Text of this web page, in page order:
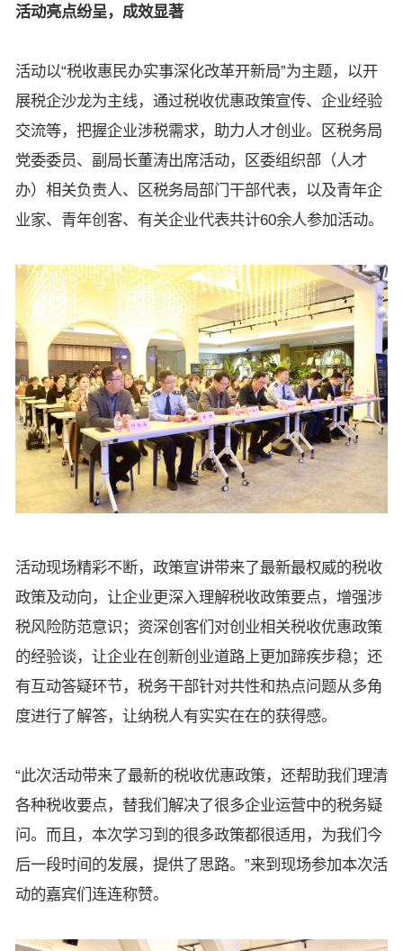
活动亮点纷呈，成效显著
活动以“税收惠民办实事深化改革开新局”为主题，以开
展税企沙龙为主线，通过税收优惠政策宣传、企业经验
交流等，把握企业涉税需求，助力人才创业。区税务局
党委委员、副局长董涛出席活动，区委组织部（人才
办）相关负责人、区税务局部门干部代表，以及青年企
业家、青年创客、有关企业代表共计60余人参加活动。
活动现场精彩不断，政策宣讲带来了最新最权威的税收
政策及动向，让企业更深入理解税收政策要点，增强涉
税风险防范意识；资深创客们对创业相关税收优惠政策
的经验谈，让企业在创新创业道路上更加蹄疾步稳；还
有互动答疑环节，税务干部针对共性和热点问题从多角
度进行了解答，让纳税人有实实在在的获得感。
“此次活动带来了最新的税收优惠政策，还帮助我们理清
各种税收要点，替我们解决了很多企业运营中的税务疑
问。而且，本次学习到的很多政策都很适用，为我们今
后一段时间的发展，提供了思路。”来到现场参加本次活
动的嘉宾们连连称赞。